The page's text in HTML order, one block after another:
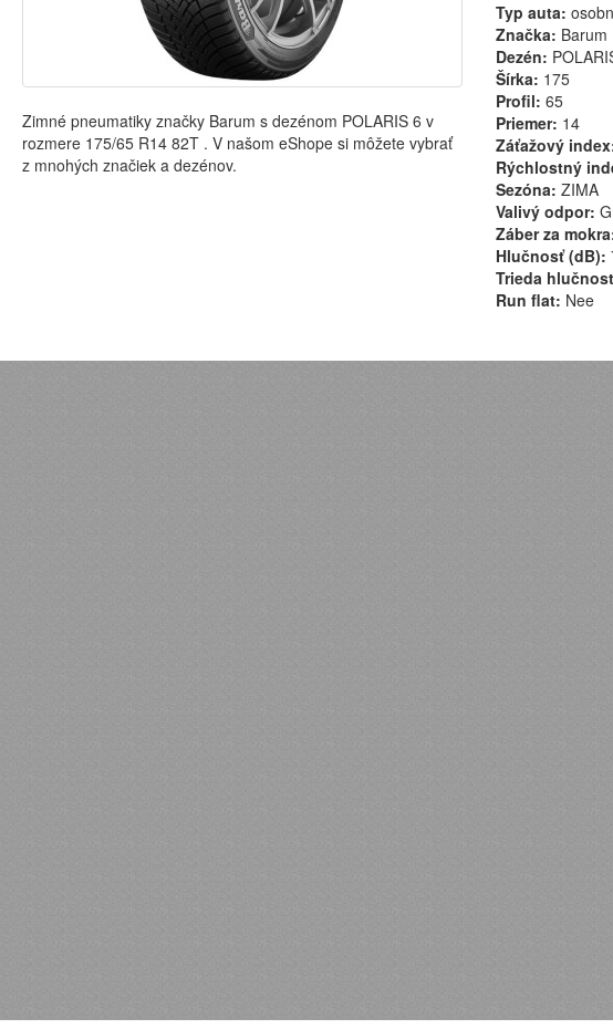
Zimné pneumatiky značky Barum s dezénom POLARIS 6 v
rozmere 175/65 R14 82T . V našom eShope si môžete vybrať
z mnohých značiek a dezénov.
Typ auta:
Značka: Barum
Dezén:
Šírka: 175
Profil: 65
Priemer: 14
Záťažový
Rýchlostný
Sezóna: ZIMA
Valivý odpor: G
Záber za
Hlučnosť (dB):
Trieda
Run flat: Nee